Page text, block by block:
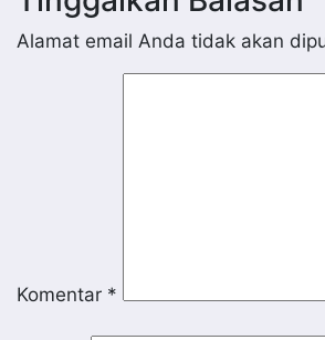
Alamat email Anda tidak akan
Komentar *